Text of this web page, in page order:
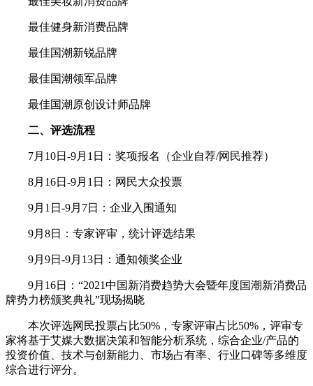
最佳健身新消费品牌
最佳国潮新锐品牌
最佳国潮领军品牌
最佳国潮原创设计师品牌
二、评选流程
7月10日-9月1日：奖项报名（企业自荐/网民推荐）
8月16日-9月1日：网民大众投票
9月1日-9月7日：企业入围通知
9月8日：专家评审，统计评选结果
9月9日-9月13日：通知领奖企业
9月16日：“2021中国新消费趋势大会暨年度国潮新消费品
牌势力榜颁奖典礼”现场揭晓
本次评选网民投票占比50%，专家评审占比50%，评审专
家将基于艾媒大数据决策和智能分析系统，综合企业/产品的
投资价值、技术与创新能力、市场占有率、行业口碑等多维度
综合进行评分。